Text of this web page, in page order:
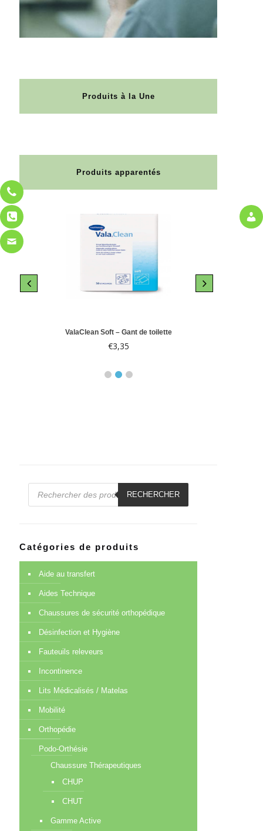
Produits à la Une
Produits apparentés
ValaClean Soft – Gant de toilette
€3,35
Recherche
RECHERCHER
Catégories de produits
Aide au transfert
Aides Technique
Chaussures de sécurité orthopédique
Désinfection et Hygiène
Fauteuils releveurs
Incontinence
Lits Médicalisés / Matelas
Mobilité
Orthopédie
Podo-Orthésie
Chaussure Thérapeutiques
CHUP
CHUT
Gamme Active